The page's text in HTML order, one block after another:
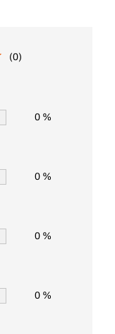
(0)
0 %
0 %
0 %
0 %